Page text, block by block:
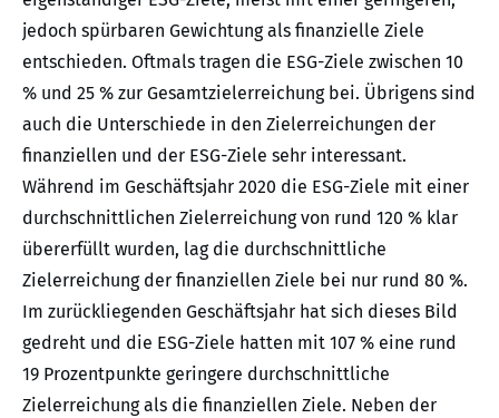
jedoch spürbaren Gewichtung als finanzielle Ziele
entschieden. Oftmals tragen die ESG-Ziele zwischen 10
% und 25 % zur Gesamtzielerreichung bei. Übrigens sind
auch die Unterschiede in den Zielerreichungen der
finanziellen und der ESG-Ziele sehr interessant.
Während im Geschäftsjahr 2020 die ESG-Ziele mit einer
durchschnittlichen Zielerreichung von rund 120 % klar
übererfüllt wurden, lag die durchschnittliche
Zielerreichung der finanziellen Ziele bei nur rund 80 %.
Im zurückliegenden Geschäftsjahr hat sich dieses Bild
gedreht und die ESG-Ziele hatten mit 107 % eine rund
19 Prozentpunkte geringere durchschnittliche
Zielerreichung als die finanziellen Ziele. Neben der